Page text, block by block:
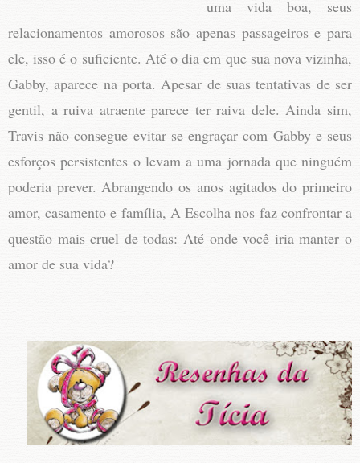
uma vida boa, seus
relacionamentos amorosos são apenas passageiros e para
ele, isso é o suficiente. Até o dia em que sua nova vizinha,
Gabby, aparece na porta. Apesar de suas tentativas de ser
gentil, a ruiva atraente parece ter raiva dele. Ainda sim,
Travis não consegue evitar se engraçar com Gabby e seus
esforços persistentes o levam a uma jornada que ninguém
poderia prever. Abrangendo os anos agitados do primeiro
amor, casamento e família, A Escolha nos faz confrontar a
questão mais cruel de todas: Até onde você iria manter o
amor de sua vida?